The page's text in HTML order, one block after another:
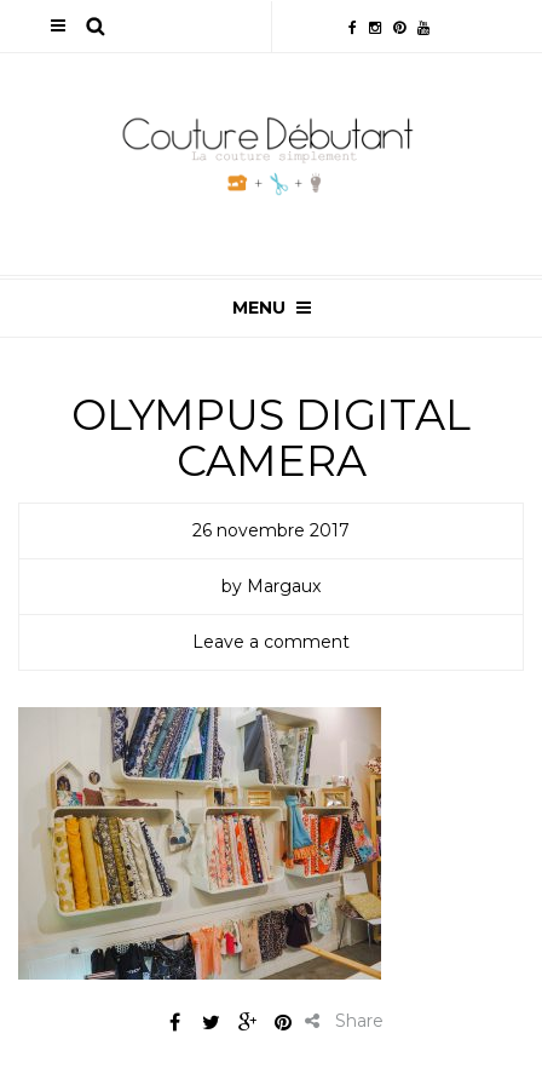
MENU
OLYMPUS DIGITAL
CAMERA
26 novembre 2017
by Margaux
Leave a comment
Share